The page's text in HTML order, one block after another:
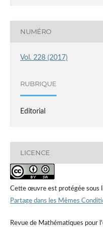
NUMÉRO
Vol. 228 (2017)
RUBRIQUE
Editorial
LICENCE
Cette œuvre est protégée sous
Partage dans les Mêmes
Revue de Mathématiques pour